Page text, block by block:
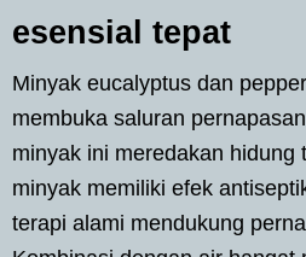
esensial tepat
Minyak eucalyptus dan
membuka saluran
minyak ini meredakan hidung
minyak memiliki efek
terapi alami mendukung